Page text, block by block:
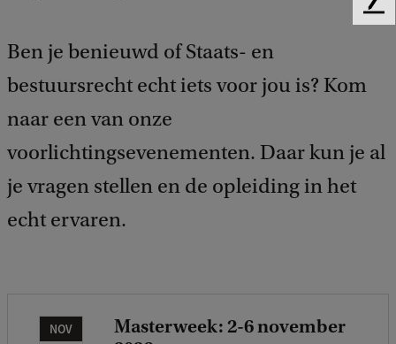
Ben je benieuwd of Staats- en
bestuursrecht echt iets voor jou is? Kom
naar een van onze
voorlichtingsevenementen. Daar kun je al
je vragen stellen en de opleiding in het
echt ervaren.
NOV
Masterweek: 2-6 november
F
k